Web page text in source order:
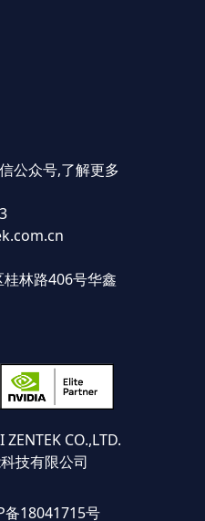
公众号,了解更多
林路406号华鑫
CO.,LTD.
技有限公司
备18041715号